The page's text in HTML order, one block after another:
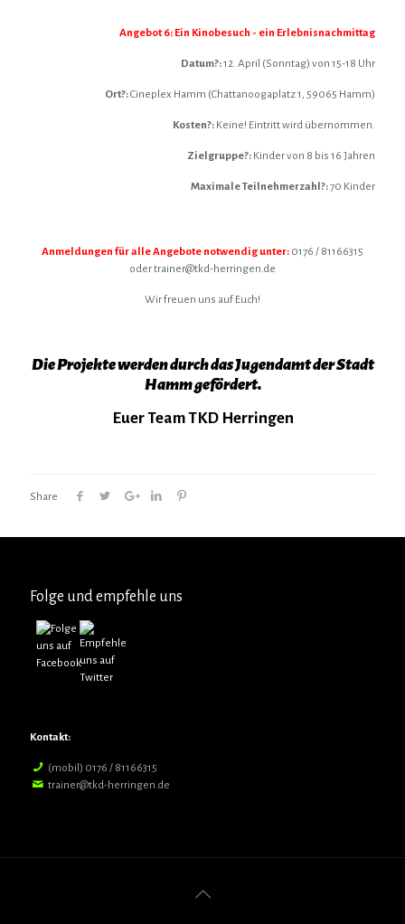
Angebot 6: Ein Kinobesuch - ein Erlebnisnachmittag
Datum?:12. April (Sonntag) von 15-18 Uhr
Ort?:Cineplex Hamm (Chattanoogaplatz 1, 59065 Hamm)
Kosten?: Keine! Eintritt wird übernommen.
Zielgruppe?: Kinder von 8 bis 16 Jahren
Maximale Teilnehmerzahl?:70 Kinder
Anmeldungen für alle Angebote notwendig unter: 0176 / 81166315
oder trainer@tkd-herringen.de
Wir freuen uns auf Euch!
Die Projekte werden durch das Jugendamt der Stadt
Hamm gefördert.
Euer Team TKD Herringen
Share
Folge und empfehle uns
Kontakt:
(mobil) 0176 / 81166315
trainer@tkd-herringen.de